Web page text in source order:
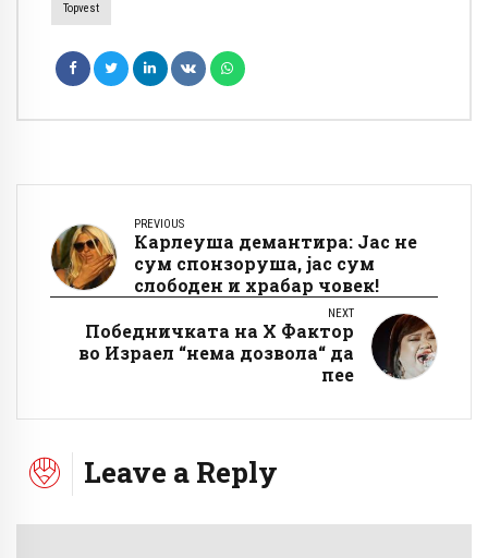
Topvest
PREVIOUS
Карлеуша демантира: Јас не
сум спонзоруша, јас сум
слободен и храбар човек!
NEXT
Победничката на Х Фактор
во Израел “нема дозвола“ да
пее
Leave a Reply